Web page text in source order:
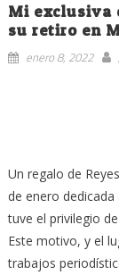
Mi exclusiva
su retiro en
enero 8, 2022
Un regalo de
de enero
tuve el privilegio
Este motivo, y el
trabajos